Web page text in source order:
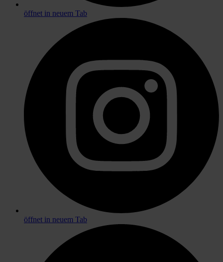
öffnet in neuem Tab
öffnet in neuem Tab